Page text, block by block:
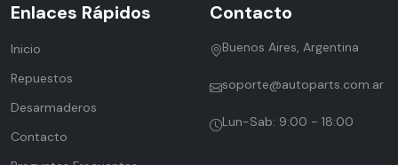
Enlaces Rápidos
Inicio
Repuestos
Desarmaderos
Contacto
Contacto
Buenos Aires, Argentina
soporte@autoparts.com.ar
Lun-Sab: 9:00 - 18:00